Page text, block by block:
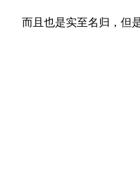
而且也是实至名归，但是